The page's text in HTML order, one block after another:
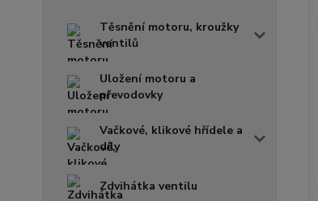
Těsnění motoru, kroužky
ventilů
Uložení motoru a
převodovky
Vačkové, klikové hřídele a
díly
Zdvihátka ventilu